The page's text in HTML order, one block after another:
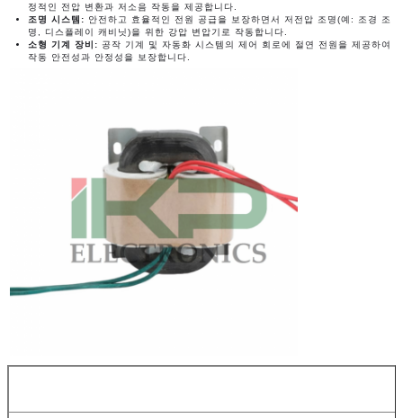
정적인 전압 변환과 저소음 작동을 제공합니다.
조명 시스템: 안전하고 효율적인 전원 공급을 보장하면서 저전압 조명(예: 조경 조
명, 디스플레이 캐비닛)을 위한 강압 변압기로 작동합니다.
소형 기계 장비: 공작 기계 및 자동화 시스템의 제어 회로에 절연 전원을 제공하여
작동 안전성과 안정성을 보장합니다.